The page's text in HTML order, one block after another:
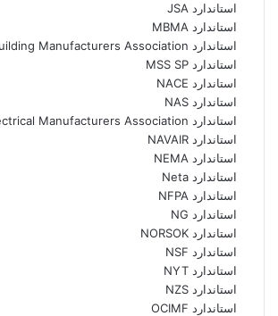
استاندارد JSA
استاندارد MBMA
استاندارد Metal Building Manufacturers Association
استاندارد MSS SP
استاندارد NACE
استاندارد NAS
استاندارد National Electrical Manufacturers Association
استاندارد NAVAIR
استاندارد NEMA
استاندارد Neta
استاندارد NFPA
استاندارد NG
استاندارد NORSOK
استاندارد NSF
استاندارد NYT
استاندارد NZS
استاندارد OCIMF